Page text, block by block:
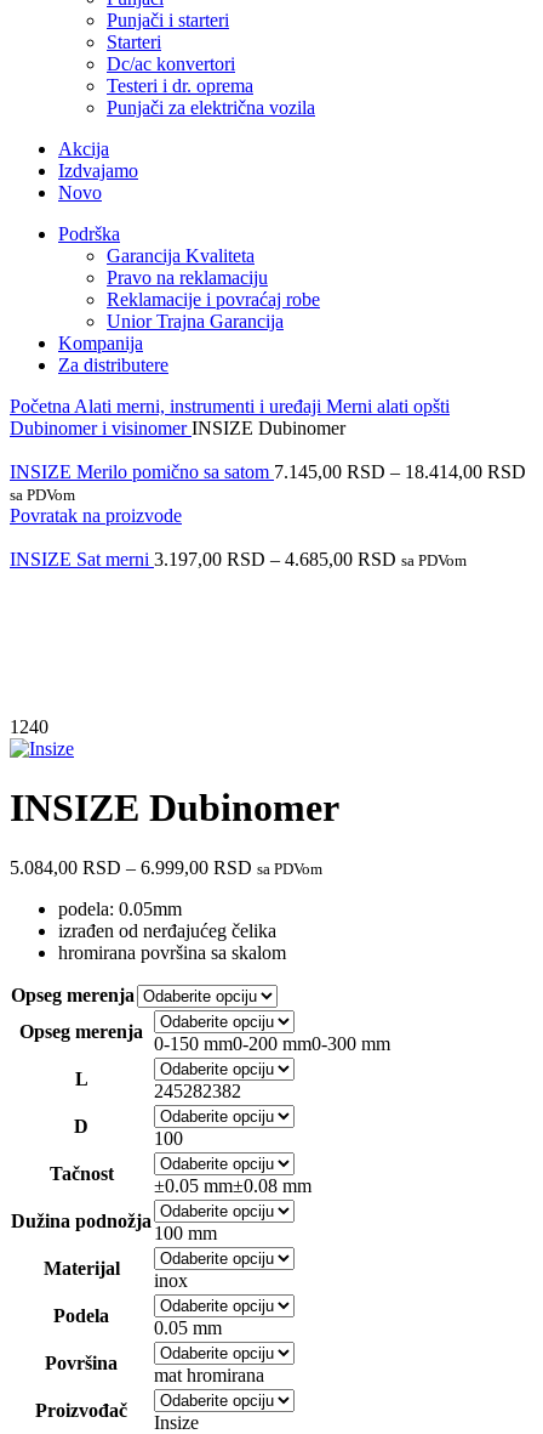
Punjači i starteri
Starteri
Dc/ac konvertori
Testeri i dr. oprema
Punjači za električna vozila
Akcija
Izdvajamo
Novo
Podrška
Garancija Kvaliteta
Pravo na reklamaciju
Reklamacije i povraćaj robe
Unior Trajna Garancija
Kompanija
Za distributere
Početna Alati merni, instrumenti i uređaji Merni alati opšti
Dubinomer i visinomerINSIZE Dubinomer
INSIZE Merilo pomično sa satom 7.145,00 RSD – 18.414,00 RSD
sa PDVom
Povratak na proizvode
INSIZE Sat merni 3.197,00 RSD – 4.685,00 RSD sa PDVom
1240
INSIZE Dubinomer
5.084,00 RSD – 6.999,00 RSD sa PDVom
podela: 0.05mm
izrađen od nerđajućeg čelika
hromirana površina sa skalom
Opseg merenja
Opseg merenja
0-150 mm0-200 mm0-300 mm
L
245282382
D
100
Tačnost
±0.05 mm±0.08 mm
Dužina podnožja
100 mm
Materijal
inox
Podela
0.05 mm
Površina
mat hromirana
Proizvođač
Insize